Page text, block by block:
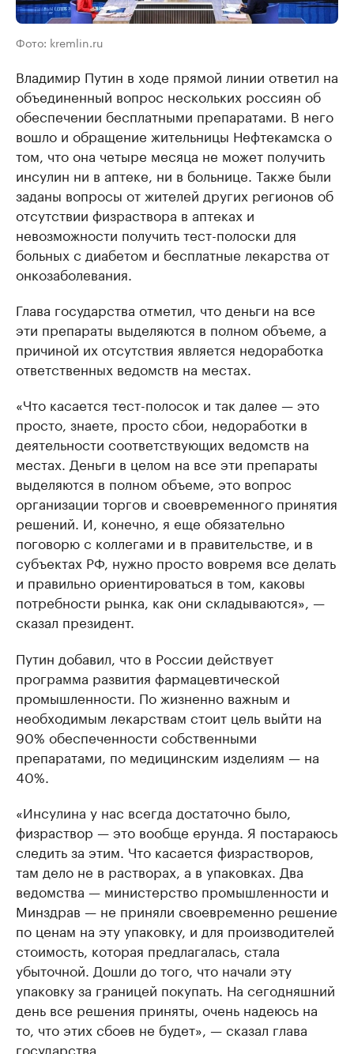
Фото: kremlin.ru
Владимир Путин в ходе прямой линии ответил на
объединенный вопрос нескольких россиян об
обеспечении бесплатными препаратами. В него
вошло и обращение жительницы Нефтекамска о
том, что она четыре месяца не может получить
инсулин ни в аптеке, ни в больнице. Также были
заданы вопросы от жителей других регионов об
отсутствии физраствора в аптеках и
невозможности получить тест-полоски для
больных с диабетом и бесплатные лекарства от
онкозаболевания.
Глава государства отметил, что деньги на все
эти препараты выделяются в полном объеме, а
причиной их отсутствия является недоработка
ответственных ведомств на местах.
«Что касается тест-полосок и так далее — это
просто, знаете, просто сбои, недоработки в
деятельности соответствующих ведомств на
местах. Деньги в целом на все эти препараты
выделяются в полном объеме, это вопрос
организации торгов и своевременного принятия
решений. И, конечно, я еще обязательно
поговорю с коллегами и в правительстве, и в
субъектах РФ, нужно просто вовремя все делать
и правильно ориентироваться в том, каковы
потребности рынка, как они складываются», —
сказал президент.
Путин добавил, что в России действует
программа развития фармацевтической
промышленности. По жизненно важным и
необходимым лекарствам стоит цель выйти на
90% обеспеченности собственными
препаратами, по медицинским изделиям — на
40%.
«Инсулина у нас всегда достаточно было,
физраствор — это вообще ерунда. Я постараюсь
следить за этим. Что касается физрастворов,
там дело не в растворах, а в упаковках. Два
ведомства — министерство промышленности и
Минздрав — не приняли своевременно решение
по ценам на эту упаковку, и для производителей
стоимость, которая предлагалась, стала
убыточной. Дошли до того, что начали эту
упаковку за границей покупать. На сегодняшний
день все решения приняты, очень надеюсь на
то, что этих сбоев не будет», — сказал глава
государства.